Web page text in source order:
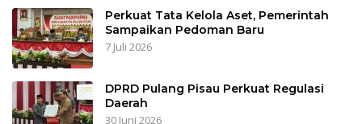
Perkuat Tata Kelola Aset, Pemerintah
Sampaikan Pedoman Baru
7 Juli 2026
DPRD Pulang Pisau Perkuat Regulasi
Daerah
30 Juni 2026